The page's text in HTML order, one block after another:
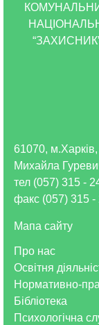
Про нас
Освітня
Нормативно-
Бібліотека
Психологічна
61070, м.Харків,
Михайла
тел (057) 315 -
факс (057) 315 -
Мапа сайту